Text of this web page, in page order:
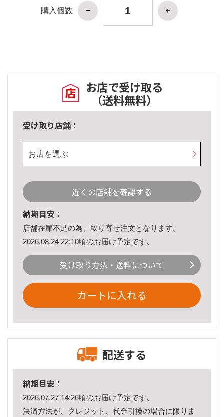
購入個数
お店で受け取る
（送料無料）
受け取り店舗：
お店を選ぶ
近くの店舗を確認する
納期目安：
店舗在庫不足の為、取り寄せ注文となります。
2026.08.24 22:10頃のお届け予定です。
受け取り方法・送料について
カートに入れる
配送する
納期目安：
2026.07.27 14:26頃のお届け予定です。
決済方法が、クレジット、代金引換の場合に限りま